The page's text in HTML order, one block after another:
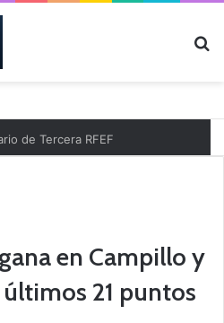
de Tercera RFEF
en Campillo y
21 puntos